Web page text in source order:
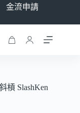
金流申請
槓 SlashKen